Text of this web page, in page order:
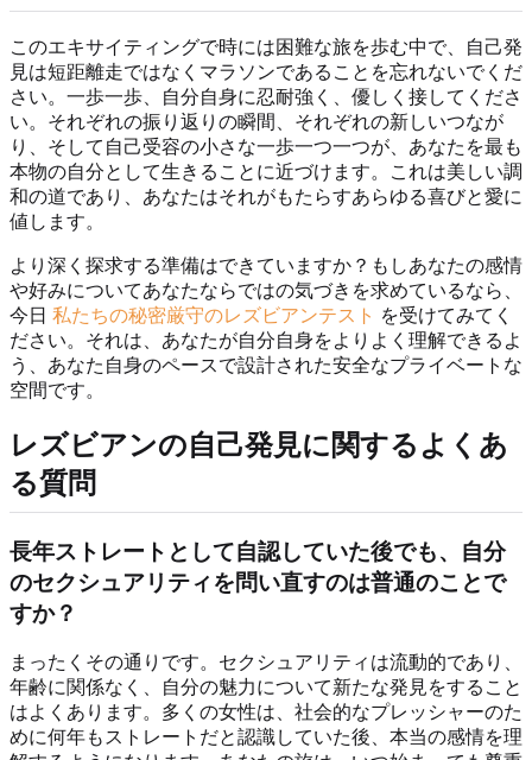
このエキサイティングで時には困難な旅を歩む中で、自己発
見は短距離走ではなくマラソンであることを忘れないでくだ
さい。一歩一歩、自分自身に忍耐強く、優しく接してくださ
い。それぞれの振り返りの瞬間、それぞれの新しいつなが
り、そして自己受容の小さな一歩一つ一つが、あなたを最も
本物の自分として生きることに近づけます。これは美しい調
和の道であり、あなたはそれがもたらすあらゆる喜びと愛に
値します。
より深く探求する準備はできていますか？もしあなたの感情
や好みについてあなたならではの気づきを求めているなら、
今日 私たちの秘密厳守のレズビアンテスト を受けてみてく
ださい。それは、あなたが自分自身をよりよく理解できるよ
う、あなた自身のペースで設計された安全なプライベートな
空間です。
レズビアンの自己発見に関するよくあ
る質問
長年ストレートとして自認していた後でも、自分
のセクシュアリティを問い直すのは普通のことで
すか？
まったくその通りです。セクシュアリティは流動的であり、
年齢に関係なく、自分の魅力について新たな発見をすること
はよくあります。多くの女性は、社会的なプレッシャーのた
めに何年もストレートだと認識していた後、本当の感情を理